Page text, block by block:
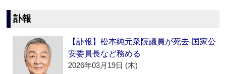
訃報
【訃報】松本純元衆院議員が死去‐国家公
安委員長など務める
2026年03月19日 (木)